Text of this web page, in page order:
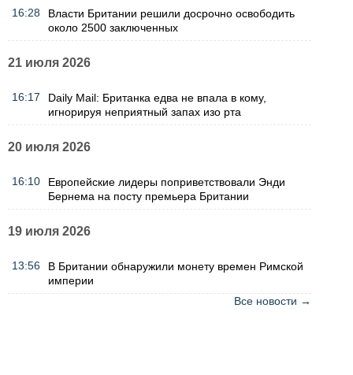
16:28
Власти Британии решили досрочно освободить
около 2500 заключенных
21 июля 2026
16:17
Daily Mail: Британка едва не впала в кому,
игнорируя неприятный запах изо рта
20 июля 2026
16:10
Европейские лидеры поприветствовали Энди
Бернема на посту премьера Британии
19 июля 2026
13:56
В Британии обнаружили монету времен Римской
империи
Все новости →